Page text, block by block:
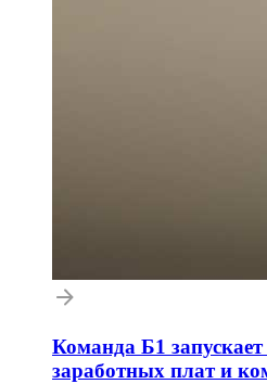
Команда Б1
заработных плат и